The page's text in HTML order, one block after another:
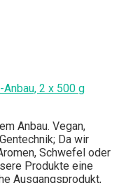
2 x 500 g
Anbau. Vegan,
Da wir
Schwefel oder
Produkte eine
Ausgangsprodukt,